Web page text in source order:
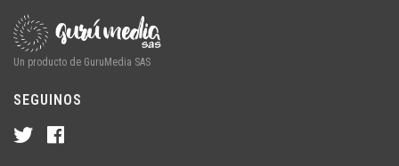
Un producto de GuruMedia SAS
SEGUINOS